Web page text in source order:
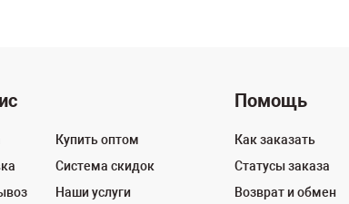
Купить оптом
Система скидок
Наши услуги
Помощь
Как заказать
Статусы заказа
Возврат и обмен